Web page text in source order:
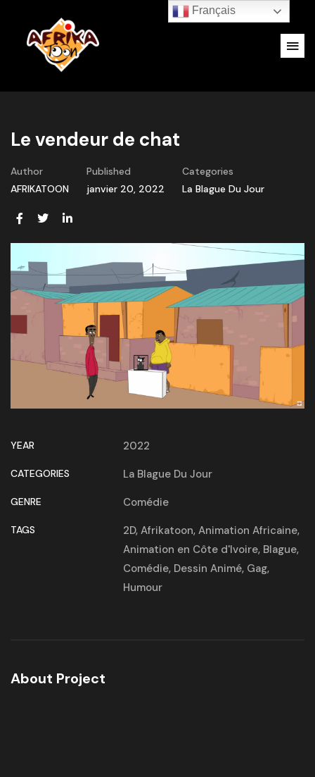
Le vendeur de chat
Author
AFRIKATOON
Published
janvier 20, 2022
Categories
La Blague Du Jour
YEAR 2022
CATEGORIES La Blague Du Jour
GENRE Comédie
TAGS 2D, Afrikatoon, Animation Africaine,
Animation en Côte d'Ivoire, Blague,
Comédie, Dessin Animé, Gag,
Humour
About Project
Français